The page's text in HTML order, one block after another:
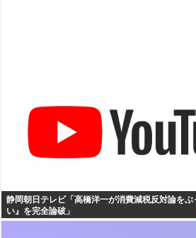
静岡朝日テレビ「高橋洋一が消費減税反対論を
い』を完全論破」